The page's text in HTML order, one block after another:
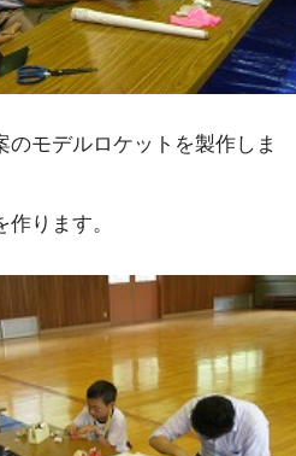
モデルロケットを製作しま
ります。